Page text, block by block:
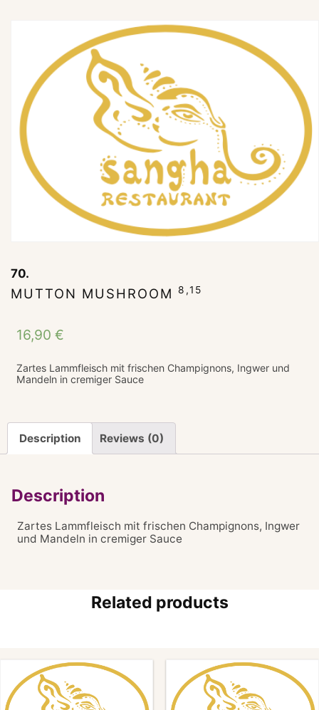
70.
MUTTON MUSHROOM8,15
16,90€
Zartes Lammfleisch mit frischen Champignons, Ingwer und
Mandeln in cremiger Sauce
Description Reviews (0)
Description
Zartes Lammfleisch mit frischen Champignons, Ingwer
und Mandeln in cremiger Sauce
Related products